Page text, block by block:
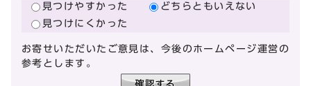
見つけやすかった
どちらともいえない
見つけにくかった
お寄せいただいたご意見は、今後のホームページ運営の
参考とします。